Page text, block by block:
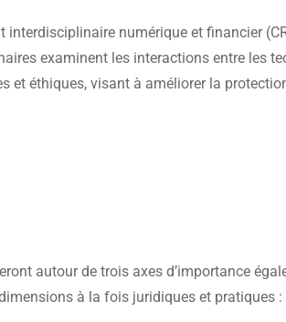
numérique et financier
examinent les interactions entre les
et éthiques, visant à améliorer la
autour de trois axes d’importance
à la fois juridiques et pratiques :